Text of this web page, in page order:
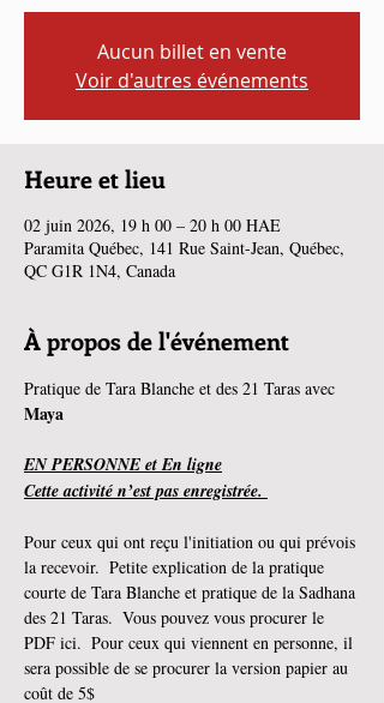
Aucun billet en vente
Voir d'autres événements
Heure et lieu
02 juin 2026, 19 h 00 – 20 h 00 HAE
Paramita Québec, 141 Rue Saint-Jean, Québec,
QC G1R 1N4, Canada
À propos de l'événement
Pratique de Tara Blanche et des 21 Taras avec
Maya
EN PERSONNE et En ligne
Cette activité n’est pas enregistrée.
Pour ceux qui ont reçu l'initiation ou qui prévois
la recevoir.  Petite explication de la pratique
courte de Tara Blanche et pratique de la Sadhana
des 21 Taras.  Vous pouvez vous procurer le
PDF ici.  Pour ceux qui viennent en personne, il
sera possible de se procurer la version papier au
coût de 5$